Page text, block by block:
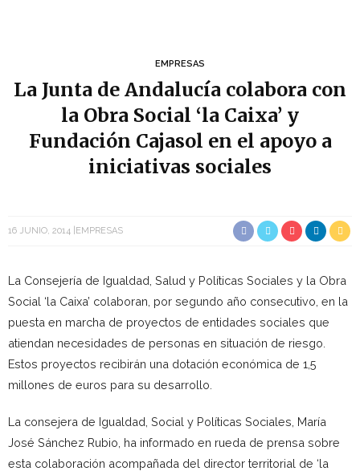
EMPRESAS
La Junta de Andalucía colabora con
la Obra Social ‘la Caixa’ y
Fundación Cajasol en el apoyo a
iniciativas sociales
16 JUNIO, 2014 EMPRESAS
La Consejería de Igualdad, Salud y Políticas Sociales y la Obra
Social ‘la Caixa’ colaboran, por segundo año consecutivo, en la
puesta en marcha de proyectos de entidades sociales que
atiendan necesidades de personas en situación de riesgo.
Estos proyectos recibirán una dotación económica de 1,5
millones de euros para su desarrollo.
La consejera de Igualdad, Social y Políticas Sociales, María
José Sánchez Rubio, ha informado en rueda de prensa sobre
esta colaboración acompañada del director territorial de ‘la